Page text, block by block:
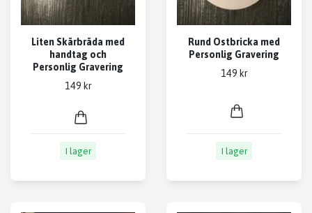
Liten Skärbräda med
handtag och
Personlig Gravering
149 kr
I lager
Rund Ostbricka med
Personlig Gravering
149 kr
I lager